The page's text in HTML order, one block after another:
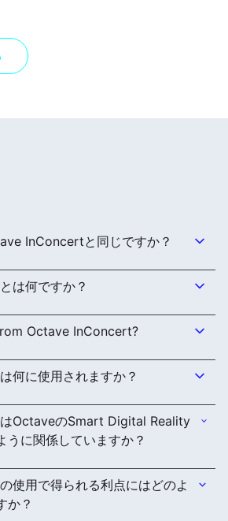
InConcertと同じですか？
は何ですか？
Octave InConcert?
何に使用されますか？
OctaveのSmart Digital Reality
うに関係していますか？
使用で得られる利点にはどのよ
か？